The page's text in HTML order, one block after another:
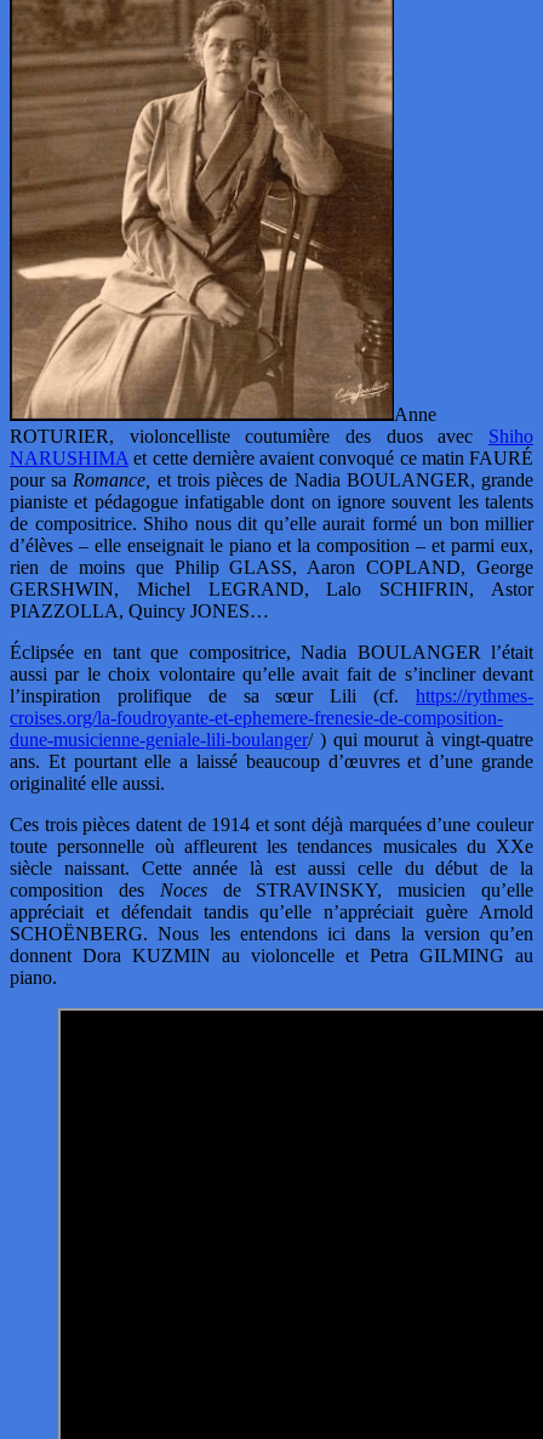
Anne
ROTURIER, violoncelliste coutumière des duos avec Shiho
NARUSHIMA et cette dernière avaient convoqué ce matin FAURÉ
pour sa Romance, et trois pièces de Nadia BOULANGER, grande
pianiste et pédagogue infatigable dont on ignore souvent les talents
de compositrice. Shiho nous dit qu’elle aurait formé un bon millier
d’élèves – elle enseignait le piano et la composition – et parmi eux,
rien de moins que Philip GLASS, Aaron COPLAND, George
GERSHWIN, Michel LEGRAND, Lalo SCHIFRIN, Astor
PIAZZOLLA, Quincy JONES…
Éclipsée en tant que compositrice, Nadia BOULANGER l’était
aussi par le choix volontaire qu’elle avait fait de s’incliner devant
l’inspiration prolifique de sa sœur Lili (cf. https://rythmes-
croises.org/la-foudroyante-et-ephemere-frenesie-de-composition-
dune-musicienne-geniale-lili-boulanger/ ) qui mourut à vingt-quatre
ans. Et pourtant elle a laissé beaucoup d’œuvres et d’une grande
originalité elle aussi.
Ces trois pièces datent de 1914 et sont déjà marquées d’une couleur
toute personnelle où affleurent les tendances musicales du XXe
siècle naissant. Cette année là est aussi celle du début de la
composition des Nocesde STRAVINSKY, musicien qu’elle
appréciait et défendait tandis qu’elle n’appréciait guère Arnold
SCHOËNBERG. Nous les entendons ici dans la version qu’en
donnent Dora KUZMIN au violoncelle et Petra GILMING au
piano.